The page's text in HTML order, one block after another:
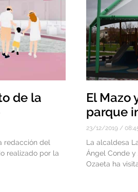
de la
redacción del
realizado por la
El Mazo
parque
23/12/2019
La alcaldesa
Ángel Conde
Ozaeta ha